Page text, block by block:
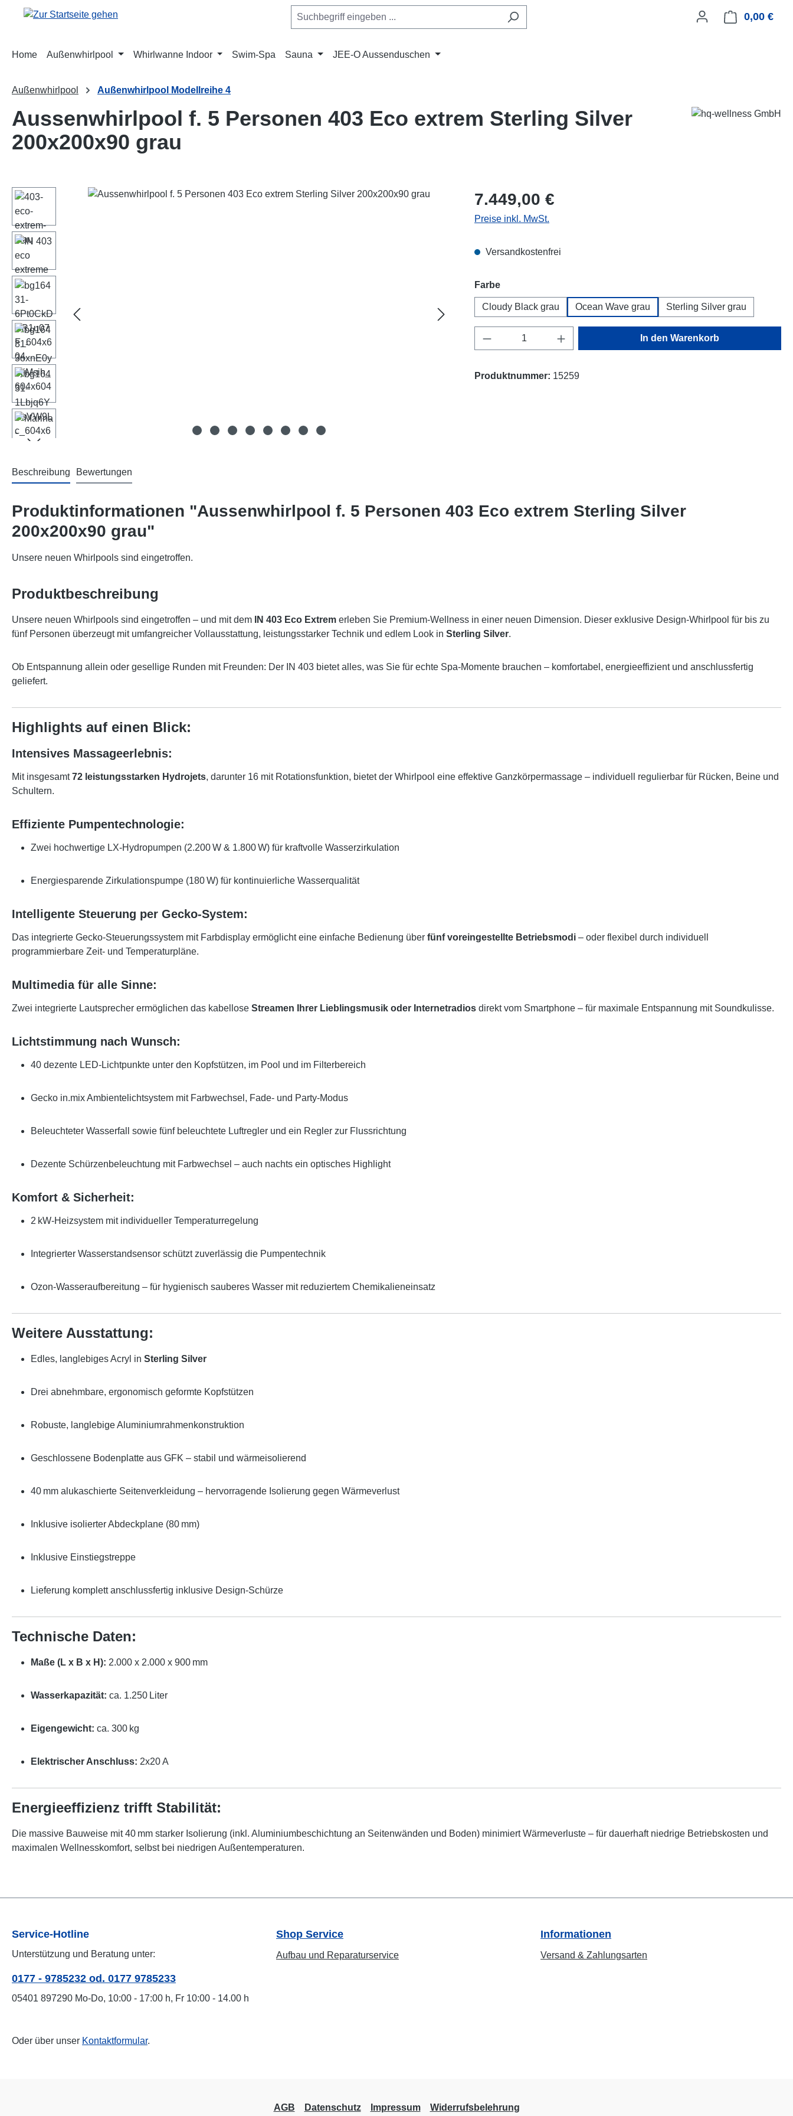
Hauptinhalt springen
Zur Suche springen
Zur Hauptnavigation springen 0,00 €
Home Außenwhirlpool Whirlwanne Indoor Swim-Spa Sauna JEE-O Aussenduschen
Außenwhirlpool Außenwhirlpool Modellreihe 4
Aussenwhirlpool f. 5 Personen 403 Eco extrem Sterling Silver
200x200x90 grau
Bildergalerie überspringen Regulärer Preis:
7.449,00 €
Preise inkl. MwSt.
Versandkostenfrei
Farbeauswählen
Cloudy Black grau Ocean Wave grau Sterling Silver grau
Produkt Anzahl: Gib den gewünschten Wert ein
In den Warenkorb
Produktnummer: 15259
Beschreibung Bewertungen
Produktinformationen "Aussenwhirlpool f. 5 Personen 403 Eco extrem Sterling Silver
200x200x90 grau"
Unsere neuen Whirlpools sind eingetroffen.
Produktbeschreibung
Unsere neuen Whirlpools sind eingetroffen – und mit dem IN 403 Eco Extrem erleben Sie Premium-Wellness in einer neuen Dimension. Dieser exklusive Design-Whirlpool für bis zu
fünf Personen überzeugt mit umfangreicher Vollausstattung, leistungsstarker Technik und edlem Look in Sterling Silver.
Ob Entspannung allein oder gesellige Runden mit Freunden: Der IN 403 bietet alles, was Sie für echte Spa-Momente brauchen – komfortabel, energieeffizient und anschlussfertig
geliefert.
Highlights auf einen Blick:
Intensives Massageerlebnis:
Mit insgesamt72 leistungsstarken Hydrojets, darunter 16 mit Rotationsfunktion, bietet der Whirlpool eine effektive Ganzkörpermassage – individuell regulierbar für Rücken, Beine und
Schultern.
Effiziente Pumpentechnologie:
Zwei hochwertige LX-Hydropumpen (2.200 W & 1.800 W) für kraftvolle Wasserzirkulation
Energiesparende Zirkulationspumpe (180 W) für kontinuierliche Wasserqualität
Intelligente Steuerung per Gecko-System:
Das integrierte Gecko-Steuerungssystem mit Farbdisplay ermöglicht eine einfache Bedienung über fünf voreingestellte Betriebsmodi – oder flexibel durch individuell
programmierbare Zeit- und Temperaturpläne.
Multimedia für alle Sinne:
Zwei integrierte Lautsprecher ermöglichen das kabellose Streamen Ihrer Lieblingsmusik oder Internetradios direkt vom Smartphone – für maximale Entspannung mit Soundkulisse.
Lichtstimmung nach Wunsch:
40 dezente LED-Lichtpunkte unter den Kopfstützen, im Pool und im Filterbereich
Gecko in.mix Ambientelichtsystem mit Farbwechsel, Fade- und Party-Modus
Beleuchteter Wasserfall sowie fünf beleuchtete Luftregler und ein Regler zur Flussrichtung
Dezente Schürzenbeleuchtung mit Farbwechsel – auch nachts ein optisches Highlight
Komfort & Sicherheit:
2 kW-Heizsystem mit individueller Temperaturregelung
Integrierter Wasserstandsensor schützt zuverlässig die Pumpentechnik
Ozon-Wasseraufbereitung – für hygienisch sauberes Wasser mit reduziertem Chemikalieneinsatz
Weitere Ausstattung:
Edles, langlebiges Acryl in Sterling Silver
Drei abnehmbare, ergonomisch geformte Kopfstützen
Robuste, langlebige Aluminiumrahmenkonstruktion
Geschlossene Bodenplatte aus GFK – stabil und wärmeisolierend
40 mm alukaschierte Seitenverkleidung – hervorragende Isolierung gegen Wärmeverlust
Inklusive isolierter Abdeckplane (80 mm)
Inklusive Einstiegstreppe
Lieferung komplett anschlussfertig inklusive Design-Schürze
Technische Daten:
Maße (L x B x H): 2.000 x 2.000 x 900 mm
Wasserkapazität: ca. 1.250 Liter
Eigengewicht: ca. 300 kg
Elektrischer Anschluss: 2x20 A
Energieeffizienz trifft Stabilität:
Die massive Bauweise mit 40 mm starker Isolierung (inkl. Aluminiumbeschichtung an Seitenwänden und Boden) minimiert Wärmeverluste – für dauerhaft niedrige Betriebskosten und
maximalen Wellnesskomfort, selbst bei niedrigen Außentemperaturen.
Service-Hotline
Unterstützung und Beratung unter:
0177 - 9785232 od. 0177 9785233
05401 897290 Mo-Do, 10:00 - 17:00 h, Fr 10:00 - 14.00 h
Oder über unser Kontaktformular.
Shop Service
Aufbau und Reparaturservice
Informationen
Versand & Zahlungsarten
AGB Datenschutz Impressum Widerrufsbelehrung